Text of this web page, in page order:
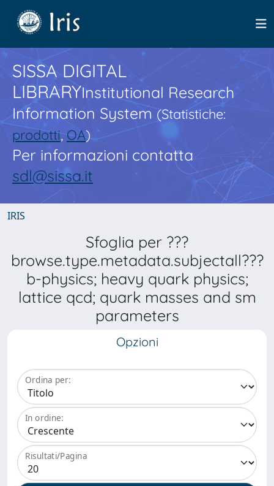
SISSA DIGITAL
LIBRARYInstitutional Research
Information System(Statistiche:
prodotti,OA)
Per informazioni contatta
sdl@sissa.it
IRIS
Sfoglia per ???
browse.type.metadata.subjectall???
b-physics; heavy quark physics;
lattice qcd; quark masses and sm
parameters
Opzioni
Ordina per:
In ordine:
Risultati/Pagina